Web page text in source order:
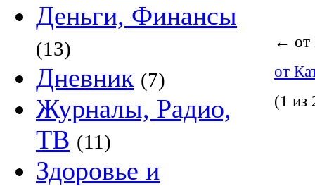
Деньги, Финансы
(13)
Дневник (7)
Журналы, Радио,
ТВ (11)
Здоровье и
←
от
(1 из